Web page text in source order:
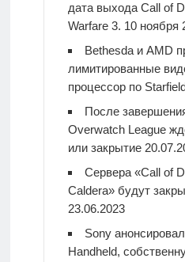
дата выхода Call of
Warfare 3. 10 ноября
Bethesda и AMD
лимитированные
процессор по
После
Overwatch League
или закрытие
Сервера «Call of
Caldera» будут
23.06.2023
Sony
Handheld,